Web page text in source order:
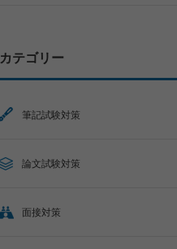
カテゴリー
筆記試験対策
論文試験対策
面接対策